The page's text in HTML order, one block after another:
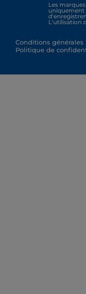
Les
uniquement
L'utilisation
Conditions générales
Politique de